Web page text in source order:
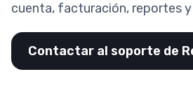
cuenta, facturación, reportes y
Contactar al soporte de